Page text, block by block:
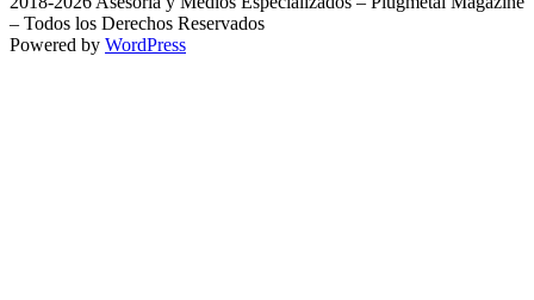
– Todos los Derechos Reservados
Powered by WordPress